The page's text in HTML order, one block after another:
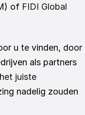
of FIDI Global
u te vinden, door
als partners
het juiste
nadelig zouden